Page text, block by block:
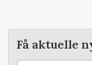
Få aktuelle